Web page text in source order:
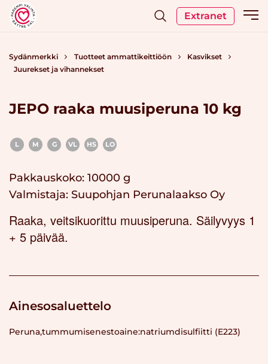
Extranet
Sydänmerkki Tuotteet ammattikeittiöön
Kasvikset
Juurekset ja vihannekset
JEPO raaka muusiperuna 10 kg
L M G VL HS LO
Pakkauskoko: 10000 g
Valmistaja: Suupohjan Perunalaakso Oy
Raaka, veitsikuorittu muusiperuna. Säilyvyys 1
+ 5 päivää.
Ainesosaluettelo
Peruna,tummumisenestoaine:natriumdisulfiitti (E223)